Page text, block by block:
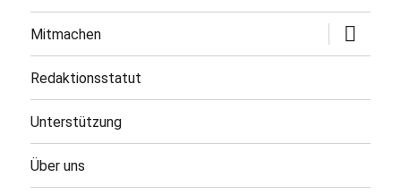
Mitmachen
öffnen
Redaktionsstatut
Unterstützung
Über uns